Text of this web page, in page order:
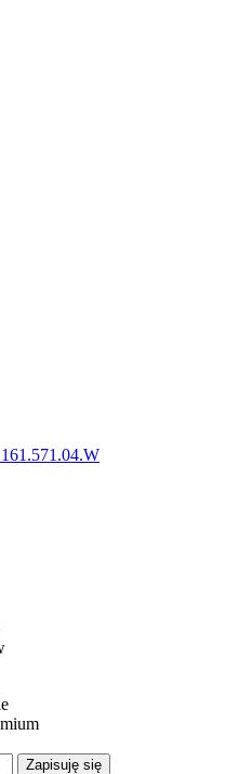
Zapisuję się